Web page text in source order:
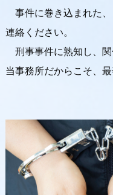
事件に巻き込まれた
連絡ください。
刑事事件に熟知し、
当事務所だからこそ、